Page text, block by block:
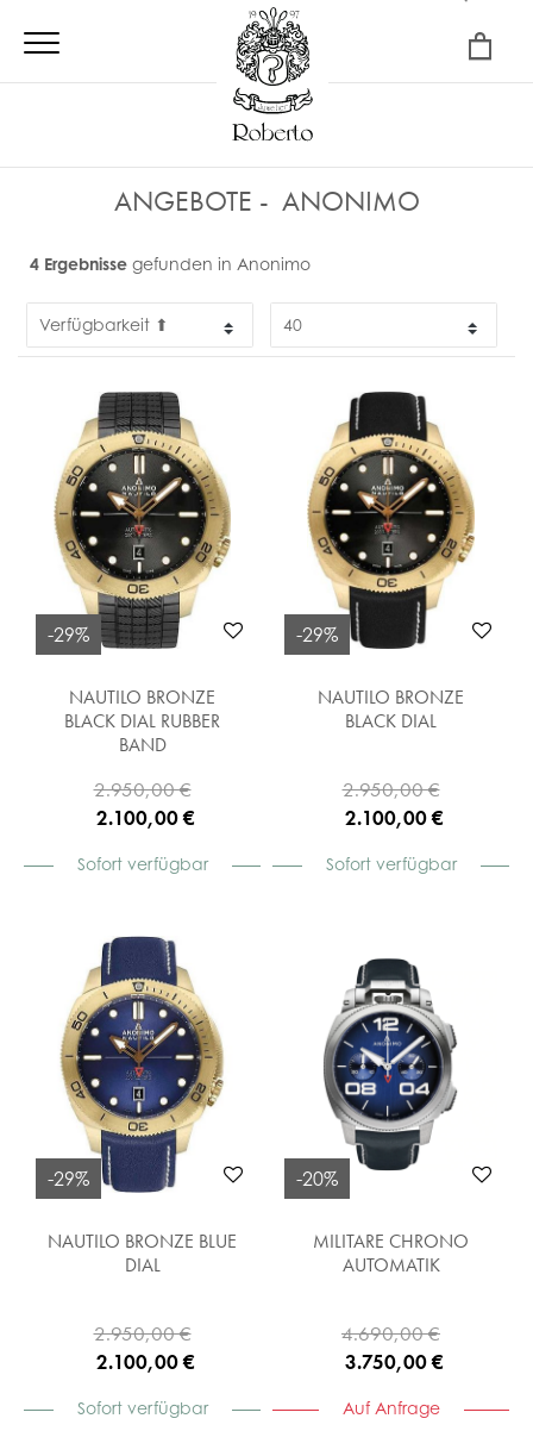
×
ANGEBOTE ANONIMO
4 Ergebnisse gefunden in Anonimo
NAUTILO BRONZE
BLACK DIAL RUBBER
BAND
2.950,00 €
2.100,00 €
-29%
Sofort verfügbar
NAUTILO BRONZE
BLACK DIAL
2.950,00 €
2.100,00 €
-29%
Sofort verfügbar
NAUTILO BRONZE BLUE
DIAL
2.950,00 €
2.100,00 €
-29%
Sofort verfügbar
MILITARE CHRONO
AUTOMATIK
4.690,00 €
3.750,00 €
-20%
Auf Anfrage